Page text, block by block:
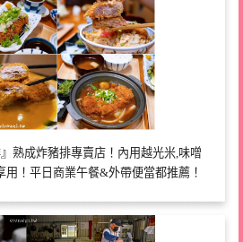
熟成炸豬排專賣店！內用越光米,味噌
用！平日商業午餐&外帶便當都推薦！